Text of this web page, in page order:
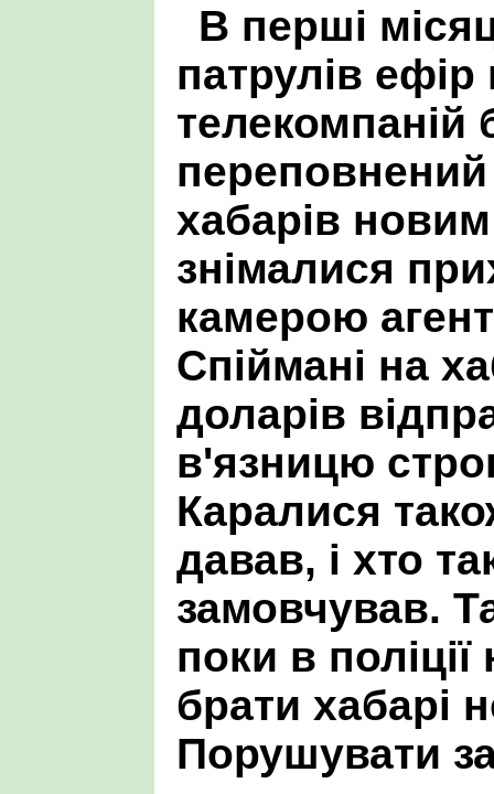
В перші
патрулів
телекомпаній
хабарів
знімалися
камерою
Спіймані на
доларів
в'язницю
Каралися
давав, і хто
замовчував.
поки в
брати хабарі
Порушувати